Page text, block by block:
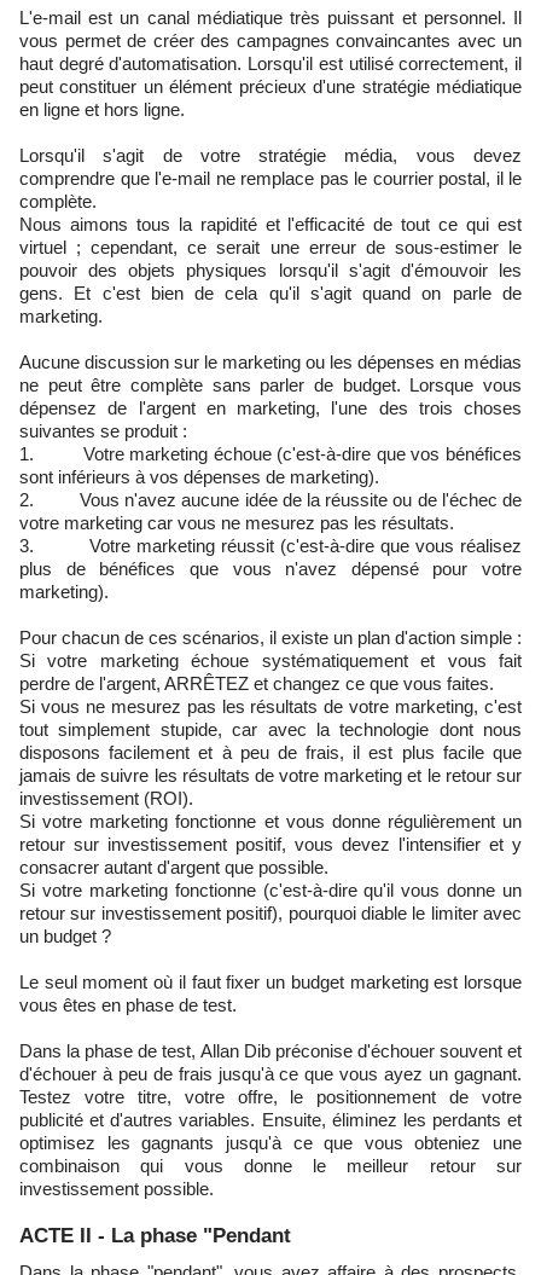
L'e-mail est un canal médiatique très puissant et personnel. Il
vous permet de créer des campagnes convaincantes avec un
haut degré d'automatisation. Lorsqu'il est utilisé correctement, il
peut constituer un élément précieux d'une stratégie médiatique
en ligne et hors ligne.
Lorsqu'il s'agit de votre stratégie média, vous devez
comprendre que l'e-mail ne remplace pas le courrier postal, il le
complète.
Nous aimons tous la rapidité et l'efficacité de tout ce qui est
virtuel ; cependant, ce serait une erreur de sous-estimer le
pouvoir des objets physiques lorsqu'il s'agit d'émouvoir les
gens. Et c'est bien de cela qu'il s'agit quand on parle de
marketing.
Aucune discussion sur le marketing ou les dépenses en médias
ne peut être complète sans parler de budget. Lorsque vous
dépensez de l'argent en marketing, l'une des trois choses
suivantes se produit :
1. Votre marketing échoue (c'est-à-dire que vos bénéfices
sont inférieurs à vos dépenses de marketing).
2. Vous n'avez aucune idée de la réussite ou de l'échec de
votre marketing car vous ne mesurez pas les résultats.
3. Votre marketing réussit (c'est-à-dire que vous réalisez
plus de bénéfices que vous n'avez dépensé pour votre
marketing).
Pour chacun de ces scénarios, il existe un plan d'action simple :
Si votre marketing échoue systématiquement et vous fait
perdre de l'argent, ARRÊTEZ et changez ce que vous faites.
Si vous ne mesurez pas les résultats de votre marketing, c'est
tout simplement stupide, car avec la technologie dont nous
disposons facilement et à peu de frais, il est plus facile que
jamais de suivre les résultats de votre marketing et le retour sur
investissement (ROI).
Si votre marketing fonctionne et vous donne régulièrement un
retour sur investissement positif, vous devez l'intensifier et y
consacrer autant d'argent que possible.
Si votre marketing fonctionne (c'est-à-dire qu'il vous donne un
retour sur investissement positif), pourquoi diable le limiter avec
un budget ?
Le seul moment où il faut fixer un budget marketing est lorsque
vous êtes en phase de test.
Dans la phase de test, Allan Dib préconise d'échouer souvent et
d'échouer à peu de frais jusqu'à ce que vous ayez un gagnant.
Testez votre titre, votre offre, le positionnement de votre
publicité et d'autres variables. Ensuite, éliminez les perdants et
optimisez les gagnants jusqu'à ce que vous obteniez une
combinaison qui vous donne le meilleur retour sur
investissement possible.
ACTE II - La phase "Pendant